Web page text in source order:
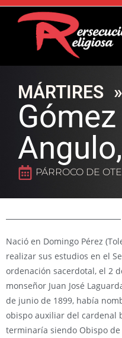
MÁRTIRES »
PÁRROCO DE
Nació en Domingo Pérez
realizar sus estudios en el
ordenación sacerdotal, el 2
monseñor Juan José
de junio de 1899, había
obispo auxiliar del cardenal
terminaría siendo Obispo de